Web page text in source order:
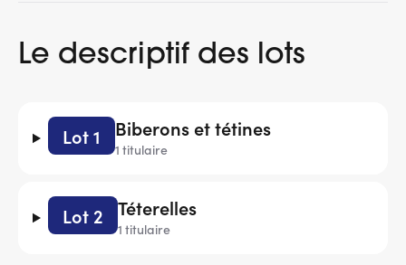
Le descriptif des lots
Lot 1 Biberons et tétines
1 titulaire
Lot 2 Téterelles
1 titulaire